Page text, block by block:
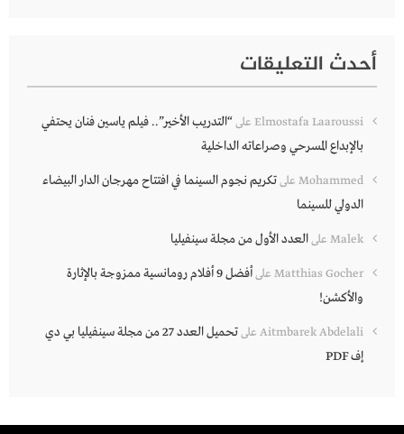
أحدث التعليقات
Elmostafa Laaroussi على“التدريب الأخير”.. فيلم ياسين فنان يحتفي
بالإبداع المسرحي وصراعاته الداخلية
Mohammed علىتكريم نجوم السينما في افتتاح مهرجان الدار البيضاء
الدولي للسينما
Malek علىالعدد الأول من مجلة سينفيليا
Matthias Gocher على
أفضل 9 أفلام رومانسية ممزوجة بالإثارة
والأكشن!
Aitmbarek Abdelali على
تحميل العدد 27 من مجلة سينفيليا بي دي
إف PDF